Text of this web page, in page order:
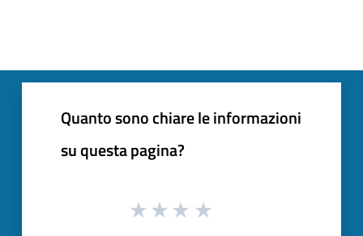
Quanto sono chiare le informazioni
su questa pagina?